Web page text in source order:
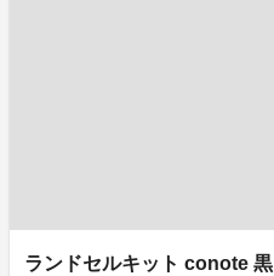
ランドセルキット conote 黒